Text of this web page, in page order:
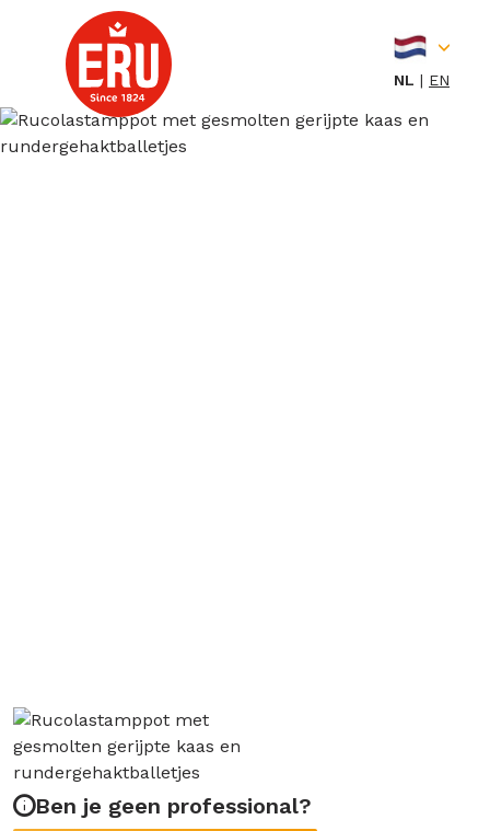
NL EN
Ben je geen professional?